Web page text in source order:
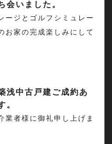
会いました。
ージとゴルフシミュレー
お家の完成楽しみにして
浅中古戸建ご成約あ
。
業者様に御礼申し上げま